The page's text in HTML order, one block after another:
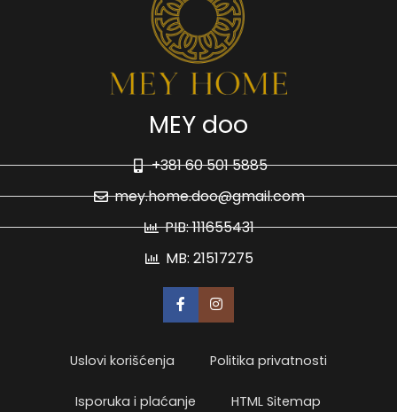
MEY doo
+381 60 501 5885
mey.home.doo@gmail.com
PIB: 111655431
MB: 21517275
Uslovi korišćenja Politika privatnosti
Isporuka i plaćanje HTML Sitemap